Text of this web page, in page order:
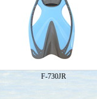
F-730JR